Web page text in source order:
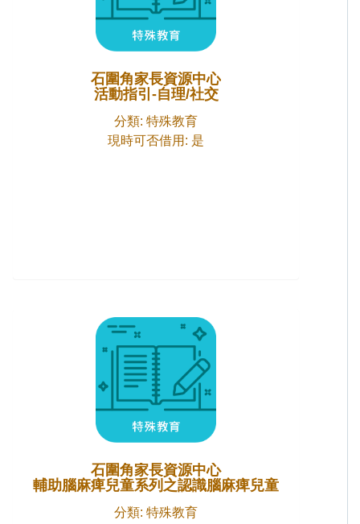
石圍角家長資源中心
活動指引-自理/社交
分類: 特殊教育
現時可否借用: 是
石圍角家長資源中心
輔助腦麻痺兒童系列之認識腦麻痺兒童
分類: 特殊教育